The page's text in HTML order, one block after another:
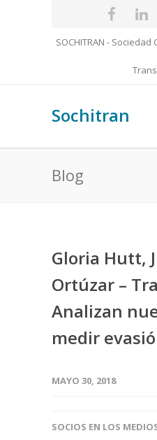
SOCHITRAN -
Sochitran
Blog
Gloria Hutt,
Ortúzar –
Analizan
medir
MAYO 30, 2018
SOCIOS EN LOS